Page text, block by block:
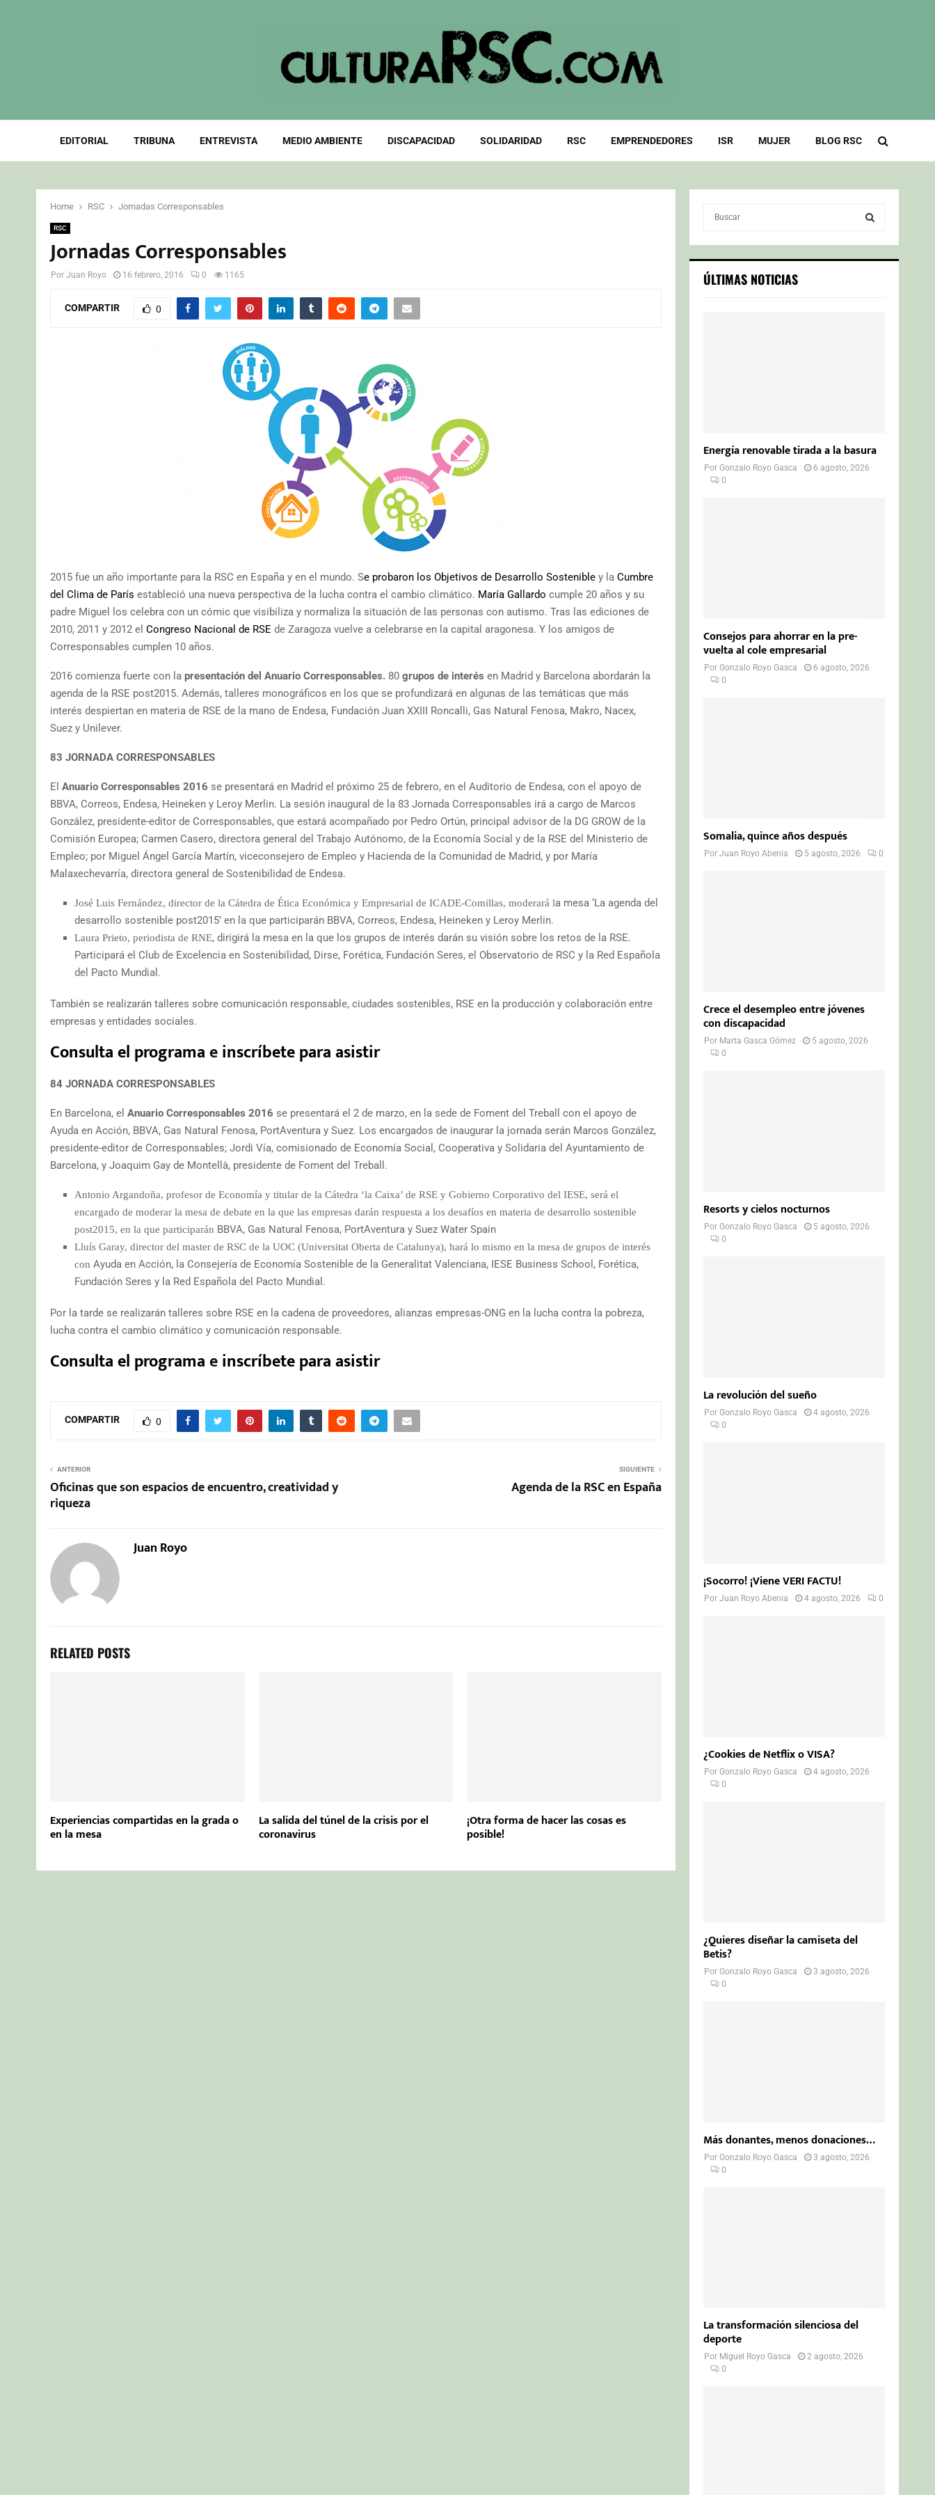
EDITORIAL TRIBUNA ENTREVISTA MEDIO AMBIENTE DISCAPACIDAD SOLIDARIDAD RSC EMPRENDEDORES ISR MUJER BLOG RSC
Home RSC Jornadas Corresponsables
RSC
Jornadas Corresponsables
Por Juan Royo 16 febrero, 2016 0 1165
COMPARTIR 0
2015 fue un año importante para la RSC en España y en el mundo. Se probaron los Objetivos de Desarrollo Sostenible y la Cumbre
del Clima de París estableció una nueva perspectiva de la lucha contra el cambio climático. María Gallardo cumple 20 años y su
padre Miguel los celebra con un cómic que visibiliza y normaliza la situación de las personas con autismo. Tras las ediciones de
2010, 2011 y 2012 el Congreso Nacional de RSE de Zaragoza vuelve a celebrarse en la capital aragonesa. Y los amigos de
Corresponsables cumplen 10 años.
2016 comienza fuerte con la presentación del Anuario Corresponsables. 80 grupos de interés en Madrid y Barcelona abordarán la
agenda de la RSE post2015. Además, talleres monográficos en los que se profundizará en algunas de las temáticas que más
interés despiertan en materia de RSE de la mano de Endesa, Fundación Juan XXIII Roncalli, Gas Natural Fenosa, Makro, Nacex,
Suez y Unilever.
83 JORNADA CORRESPONSABLES
El Anuario Corresponsables 2016 se presentará en Madrid el próximo 25 de febrero, en el Auditorio de Endesa, con el apoyo de
BBVA, Correos, Endesa, Heineken y Leroy Merlin. La sesión inaugural de la 83 Jornada Corresponsables irá a cargo de Marcos
González, presidente-editor de Corresponsables, que estará acompañado por Pedro Ortún, principal advisor de la DG GROW de la
Comisión Europea; Carmen Casero, directora general del Trabajo Autónomo, de la Economía Social y de la RSE del Ministerio de
Empleo; por Miguel Ángel García Martín, viceconsejero de Empleo y Hacienda de la Comunidad de Madrid, y por María
Malaxechevarría, directora general de Sostenibilidad de Endesa.
José Luis Fernández, director de la Cátedra de Ética Económica y Empresarial de ICADE-Comillas, moderará la mesa ‘La agenda del
desarrollo sostenible post2015’ en la que participarán BBVA, Correos, Endesa, Heineken y Leroy Merlin.
Laura Prieto, periodista de RNE, dirigirá la mesa en la que los grupos de interés darán su visión sobre los retos de la RSE.
Participará el Club de Excelencia en Sostenibilidad, Dirse, Forética, Fundación Seres, el Observatorio de RSC y la Red Española
del Pacto Mundial.
También se realizarán talleres sobre comunicación responsable, ciudades sostenibles, RSE en la producción y colaboración entre
empresas y entidades sociales.
Consulta el programaeinscríbete para asistir
84 JORNADA CORRESPONSABLES
En Barcelona, el Anuario Corresponsables 2016 se presentará el 2 de marzo, en la sede de Foment del Treball con el apoyo de
Ayuda en Acción, BBVA, Gas Natural Fenosa, PortAventura y Suez. Los encargados de inaugurar la jornada serán Marcos González,
presidente-editor de Corresponsables; Jordi Vía, comisionado de Economía Social, Cooperativa y Solidaria del Ayuntamiento de
Barcelona, y Joaquim Gay de Montellà, presidente de Foment del Treball.
Antonio Argandoña, profesor de Economía y titular de la Cátedra ‘la Caixa’ de RSE y Gobierno Corporativo del IESE, será el
encargado de moderar la mesa de debate en la que las empresas darán respuesta a los desafíos en materia de desarrollo sostenible
post2015, en la que participarán BBVA, Gas Natural Fenosa, PortAventura y Suez Water Spain
Lluís Garay, director del master de RSC de la UOC (Universitat Oberta de Catalunya), hará lo mismo en la mesa de grupos de interés
con Ayuda en Acción, la Consejería de Economía Sostenible de la Generalitat Valenciana, IESE Business School, Forética,
Fundación Seres y la Red Española del Pacto Mundial.
Por la tarde se realizarán talleres sobre RSE en la cadena de proveedores, alianzas empresas-ONG en la lucha contra la pobreza,
lucha contra el cambio climático y comunicación responsable.
Consulta el programaeinscríbete para asistir
COMPARTIR 0
ANTERIOR
Oficinas que son espacios de encuentro, creatividad y
riqueza
SIGUIENTE
Agenda de la RSC en España
Juan Royo
RELATED POSTS
Experiencias compartidas en la grada o
en la mesa
La salida del túnel de la crisis por el
coronavirus
¡Otra forma de hacer las cosas es
posible!
c
h
S
ÚLTIMAS NOTICIAS
Energía renovable tirada a la basura
PorGonzalo Royo Gasca
6 agosto, 2026
0
Consejos para ahorrar en la pre-
vuelta al cole empresarial
PorGonzalo Royo Gasca
6 agosto, 2026
0
Somalia, quince años después
PorJuan Royo Abenia 5 agosto, 2026 0
Crece el desempleo entre jóvenes
con discapacidad
Por Marta Gasca Gómez
5 agosto, 2026
0
Resorts y cielos nocturnos
PorGonzalo Royo Gasca
5 agosto, 2026
0
La revolución del sueño
PorGonzalo Royo Gasca
4 agosto, 2026
0
¡Socorro! ¡Viene VERI FACTU!
PorJuan Royo Abenia 4 agosto, 2026 0
¿Cookies de Netflix o VISA?
PorGonzalo Royo Gasca
4 agosto, 2026
0
¿Quieres diseñar la camiseta del
Betis?
PorGonzalo Royo Gasca
3 agosto, 2026
0
Más donantes, menos donaciones…
PorGonzalo Royo Gasca
3 agosto, 2026
0
La transformación silenciosa del
deporte
Por Miguel Royo Gasca
2 agosto, 2026
0